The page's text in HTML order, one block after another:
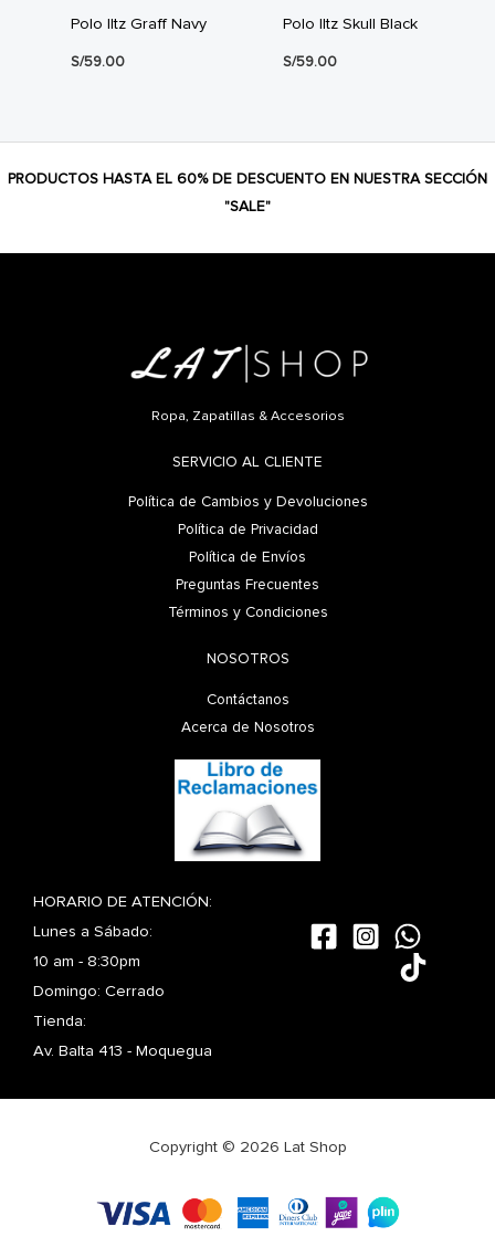
Polo Iltz Graff Navy
S/59.00
Polo Iltz Skull Black
S/59.00
PRODUCTOS HASTA EL 60% DE DESCUENTO EN NUESTRA SECCIÓN
"SALE"
Ropa, Zapatillas & Accesorios
SERVICIO AL CLIENTE
Política de Cambios y Devoluciones
Política de Privacidad
Política de Envíos
Preguntas Frecuentes
Términos y Condiciones
NOSOTROS
Contáctanos
Acerca de Nosotros
HORARIO DE ATENCIÓN:
Lunes a Sábado:
10 am - 8:30pm
Domingo: Cerrado
Tienda:
Av. Balta 413 - Moquegua
Copyright © 2026 Lat Shop